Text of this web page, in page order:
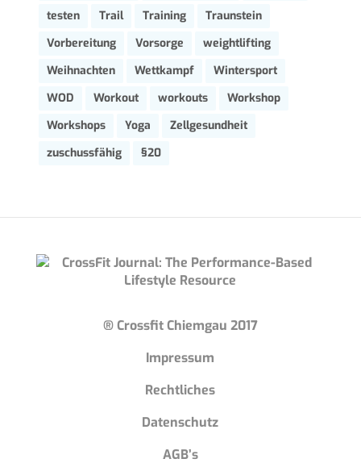
testen
Trail Training
Traunstein
Vorbereitung
Vorsorge
weightlifting
Weihnachten
Wettkampf
Wintersport
WOD
Workout workouts
Workshop
Workshops
Yoga
Zellgesundheit
zuschussfähig
§20
® Crossfit Chiemgau 2017
Impressum
Rechtliches
Datenschutz
AGB’s